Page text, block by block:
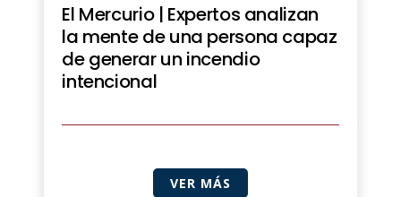
El Mercurio | Expertos analizan
la mente de una persona capaz
de generar un incendio
intencional
VER MÁS